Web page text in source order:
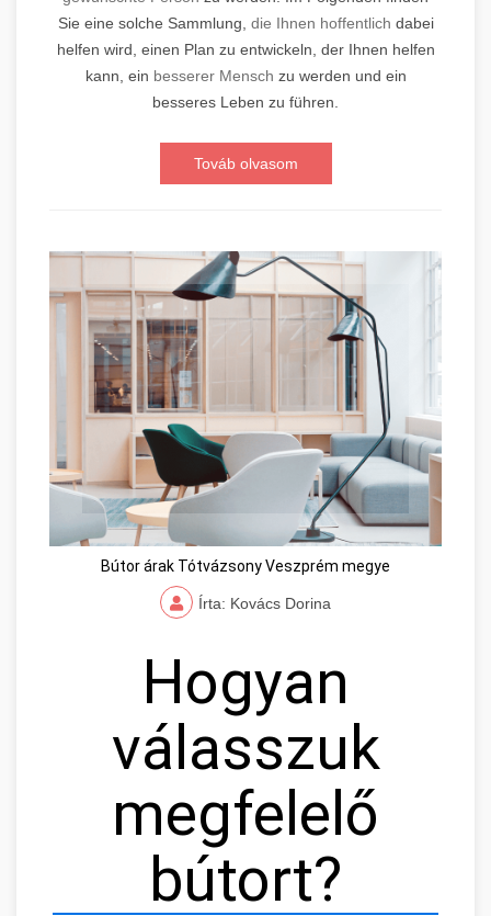
Sie eine solche Sammlung, die Ihnen hoffentlich dabei
helfen wird, einen Plan zu entwickeln, der Ihnen helfen
kann, ein besserer Mensch zu werden und ein
besseres Leben zu führen.
Továb olvasom
Bútor árak Tótvázsony Veszprém megye
Írta: Kovács Dorina
Hogyan
válasszuk
megfelelő
bútort?